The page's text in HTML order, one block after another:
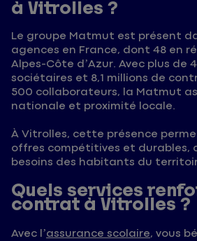
à Vitrolles ?
Le groupe Matmut est présent
agences en France, dont 48 en
Alpes-Côte d’Azur. Avec plus de
sociétaires et 8,1 millions de
500 collaborateurs, la Matmut
nationale et proximité locale.
À Vitrolles, cette présence
offres compétitives et durables,
besoins des habitants du
Quels services
contrat à Vitrolles ?
Avec l’assurance scolaire, vous